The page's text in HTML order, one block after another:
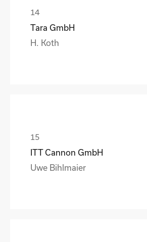
Tara GmbH
H. Koth
ITT Cannon GmbH
Uwe Bihlmaier